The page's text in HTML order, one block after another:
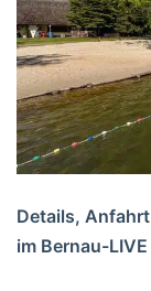
Details,
im Bernau-LIVE